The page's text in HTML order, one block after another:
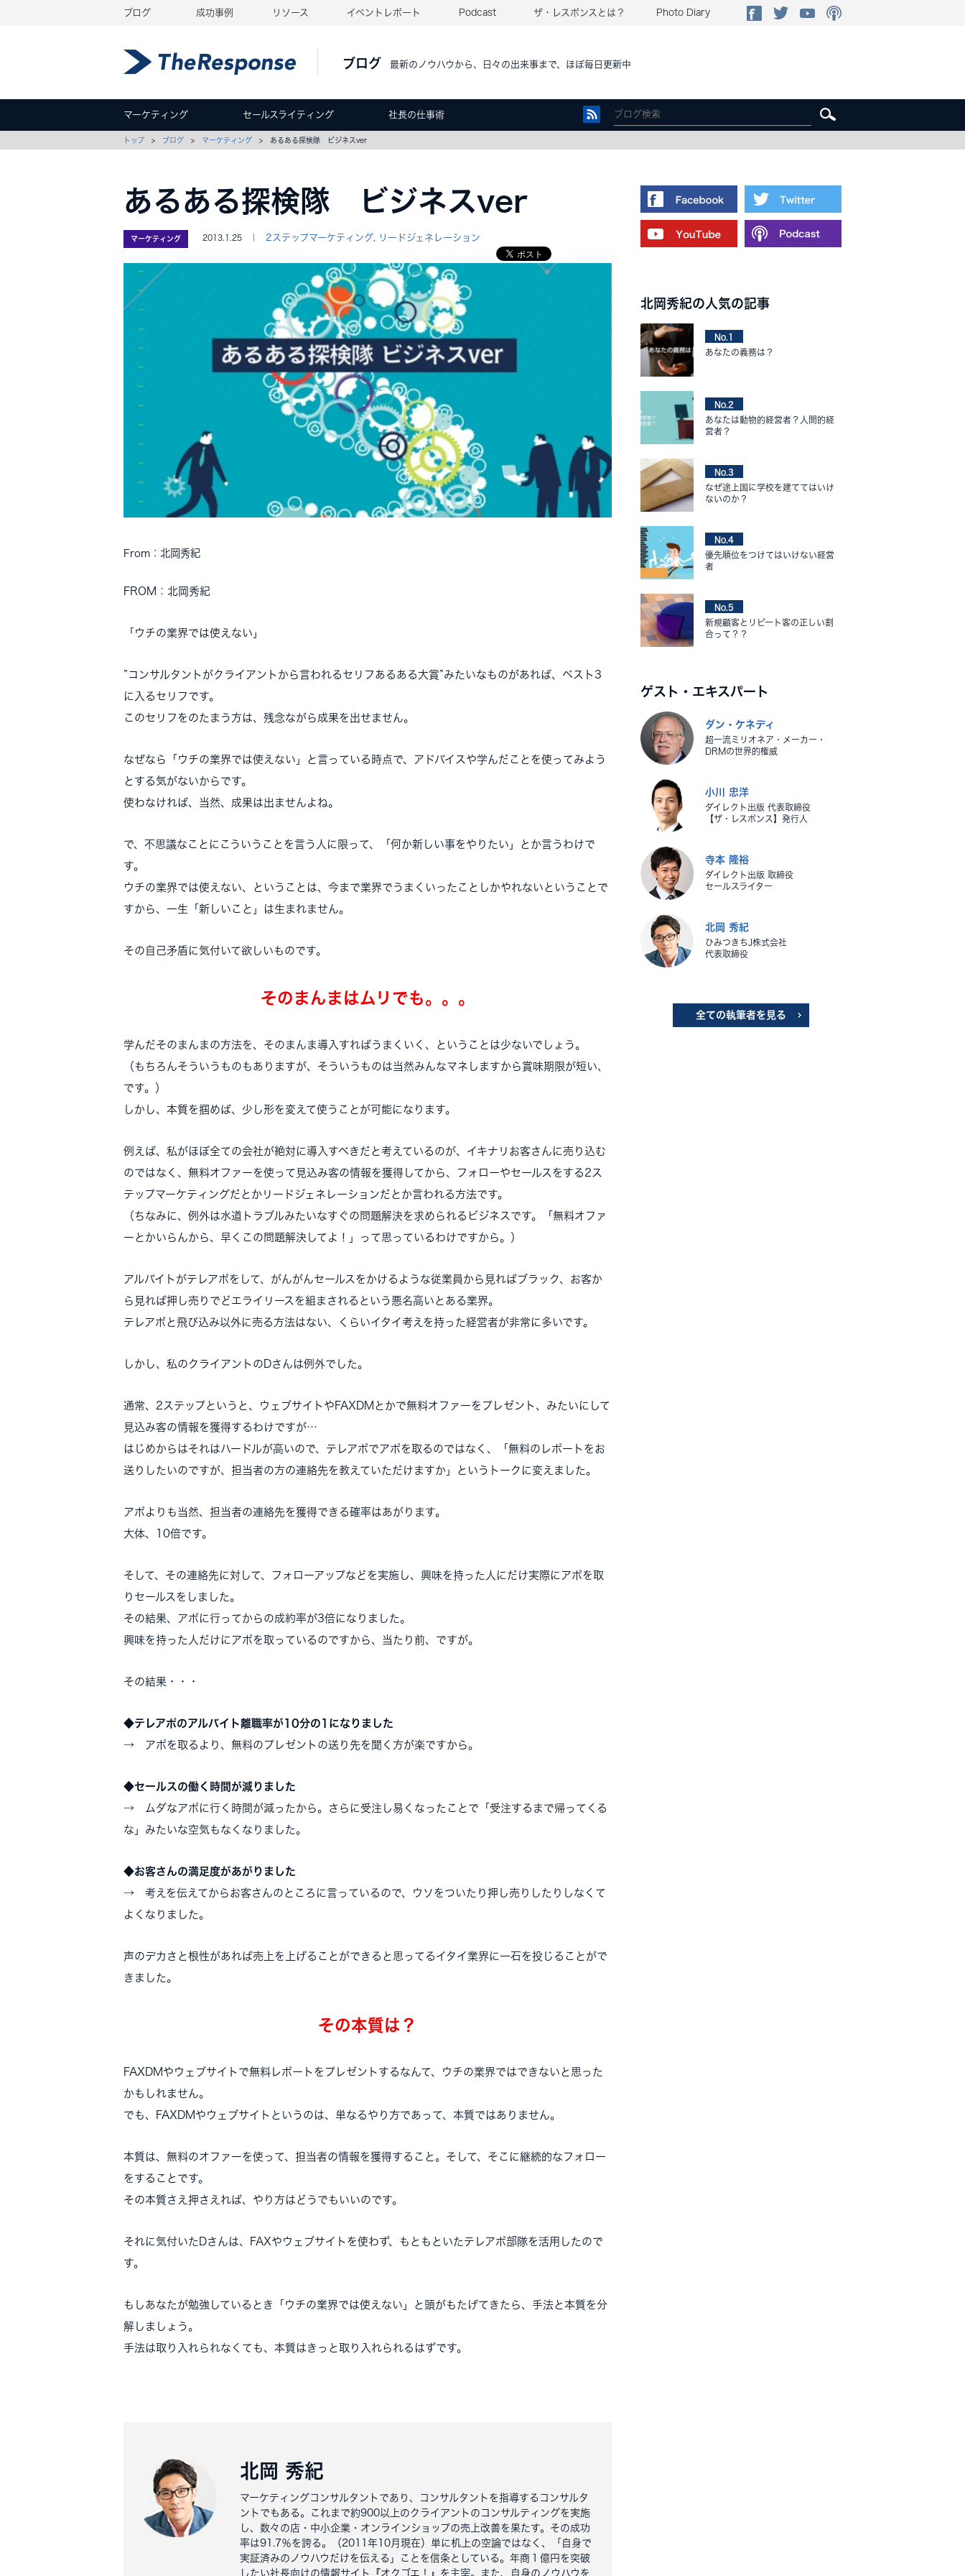
ブログ 成功事例 リソース イベントレポート Podcast ザ・レスポンスとは？ Photo Diary
ブログ 最新のノウハウから、日々の出来事まで、ほぼ毎日更新中
マーケティング セールスライティング 社長の仕事術
トップ > ブログ > マーケティング > あるある探検隊 ビジネスver
あるある探検隊 ビジネスver
マーケティング 2013.1.25 ｜ 2ステップマーケティング リードジェネレーション
From：北岡秀紀
FROM：北岡秀紀
「ウチの業界では使えない」
”コンサルタントがクライアントから言われるセリフあるある大賞”みたいなものがあれば、ベスト3
に入るセリフです。
このセリフをのたまう方は、残念ながら成果を出せません。
なぜなら「ウチの業界では使えない」と言っている時点で、アドバイスや学んだことを使ってみよう
とする気がないからです。
使わなければ、当然、成果は出ませんよね。
で、不思議なことにこういうことを言う人に限って、「何か新しい事をやりたい」とか言うわけで
す。
ウチの業界では使えない、ということは、今まで業界でうまくいったことしかやれないということで
すから、一生「新しいこと」は生まれません。
その自己矛盾に気付いて欲しいものです。
そのまんまはムリでも。。。
学んだそのまんまの方法を、そのまんま導入すればうまくいく、ということは少ないでしょう。
（もちろんそういうものもありますが、そういうものは当然みんなマネしますから賞味期限が短い、
です。）
しかし、本質を掴めば、少し形を変えて使うことが可能になります。
例えば、私がほぼ全ての会社が絶対に導入すべきだと考えているのが、イキナリお客さんに売り込む
のではなく、無料オファーを使って見込み客の情報を獲得してから、フォローやセールスをする2ス
テップマーケティングだとかリードジェネレーションだとか言われる方法です。
（ちなみに、例外は水道トラブルみたいなすぐの問題解決を求められるビジネスです。「無料オファ
ーとかいらんから、早くこの問題解決してよ！」って思っているわけですから。）
アルバイトがテレアポをして、がんがんセールスをかけるような従業員から見ればブラック、お客か
ら見れば押し売りでどエライリースを組まされるという悪名高いとある業界。
テレアポと飛び込み以外に売る方法はない、くらいイタイ考えを持った経営者が非常に多いです。
しかし、私のクライアントのDさんは例外でした。
通常、2ステップというと、ウェブサイトやFAXDMとかで無料オファーをプレゼント、みたいにして
見込み客の情報を獲得するわけですが…
はじめからはそれはハードルが高いので、テレアポでアポを取るのではなく、「無料のレポートをお
送りしたいのですが、担当者の方の連絡先を教えていただけますか」というトークに変えました。
アポよりも当然、担当者の連絡先を獲得できる確率はあがります。
大体、10倍です。
そして、その連絡先に対して、フォローアップなどを実施し、興味を持った人にだけ実際にアポを取
りセールスをしました。
その結果、アポに行ってからの成約率が3倍になりました。
興味を持った人だけにアポを取っているのですから、当たり前、ですが。
その結果・・・
◆テレアポのアルバイト離職率が10分の1になりました
→ アポを取るより、無料のプレゼントの送り先を聞く方が楽ですから。
◆セールスの働く時間が減りました
→ ムダなアポに行く時間が減ったから。さらに受注し易くなったことで「受注するまで帰ってくる
な」みたいな空気もなくなりました。
◆お客さんの満足度があがりました
→ 考えを伝えてからお客さんのところに言っているので、ウソをついたり押し売りしたりしなくて
よくなりました。
声のデカさと根性があれば売上を上げることができると思ってるイタイ業界に一石を投じることがで
きました。
その本質は？
FAXDMやウェブサイトで無料レポートをプレゼントするなんて、ウチの業界ではできないと思った
かもしれません。
でも、FAXDMやウェブサイトというのは、単なるやり方であって、本質ではありません。
本質は、無料のオファーを使って、担当者の情報を獲得すること。そして、そこに継続的なフォロー
をすることです。
その本質さえ押さえれば、やり方はどうでもいいのです。
それに気付いたDさんは、FAXやウェブサイトを使わず、もともといたテレアポ部隊を活用したので
す。
もしあなたが勉強しているとき「ウチの業界では使えない」と頭がもたげてきたら、手法と本質を分
解しましょう。
手法は取り入れられなくても、本質はきっと取り入れられるはずです。
北岡 秀紀
マーケティングコンサルタントであり、コンサルタントを指導するコンサルタ
ントでもある。これまで約900以上のクライアントのコンサルティングを実施
し、数々の店・中小企業・オンラインショップの売上改善を果たす。その成功
率は91.7％を誇る。（2011年10月現在）単に机上の空論ではなく、「自身で
実証済みのノウハウだけを伝える」ことを信条としている。年商１億円を突破
したい社長向けの情報サイト『オクゴエ！』を主宰。また、自身のノウハウを
北岡秀紀の人気の記事
No.1
あなたの義務は？
No.2
あなたは動物的経営者？人間的経
営者？
No.3
なぜ途上国に学校を建ててはいけ
ないのか？
No.4
優先順位をつけてはいけない経営
者
No.5
新規顧客とリピート客の正しい割
合って？？
ゲスト・エキスパート
ダン・ケネディ
超一流ミリオネア・メーカー・
DRMの世界的権威
小川 忠洋
ダイレクト出版 代表取締役
【ザ・レスポンス】発行人
寺本 隆裕
ダイレクト出版 取締役
セールスライター
北岡 秀紀
ひみつきちJ株式会社
代表取締役
全ての執筆者を見る